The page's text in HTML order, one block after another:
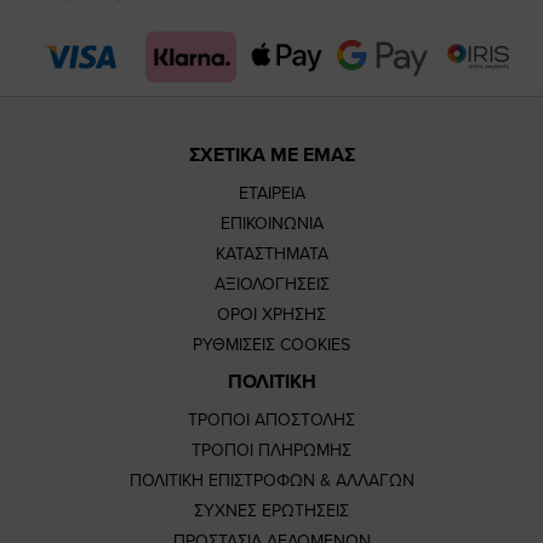
pagepage
ΣΧΕΤΙΚΑ ΜΕ ΕΜΑΣ
ΕΤΑΙΡΕΙΑ
ΕΠΙΚΟΙΝΩΝΙΑ
ΚΑΤΑΣΤΗΜΑΤΑ
ΑΞΙΟΛΟΓΗΣΕΙΣ
ΟΡΟΙ ΧΡΗΣΗΣ
ΡΥΘΜΙΣΕΙΣ COOKIES
ΠΟΛΙΤΙΚΗ
ΤΡΟΠΟΙ ΑΠΟΣΤΟΛΗΣ
ΤΡΟΠΟΙ ΠΛΗΡΩΜΗΣ
ΠΟΛΙΤΙΚΗ ΕΠΙΣΤΡΟΦΩΝ & ΑΛΛΑΓΩΝ
ΣΥΧΝΕΣ ΕΡΩΤΗΣΕΙΣ